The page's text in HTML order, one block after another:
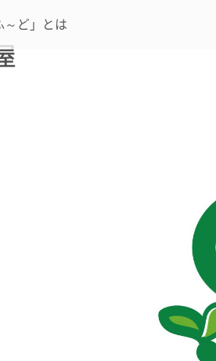
～ど」とは